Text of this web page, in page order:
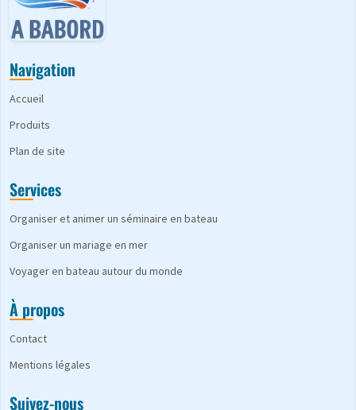
Navigation
Accueil
Produits
Plan de site
Services
Organiser et animer un séminaire en bateau
Organiser un mariage en mer
Voyager en bateau autour du monde
À propos
Contact
Mentions légales
Suivez-nous